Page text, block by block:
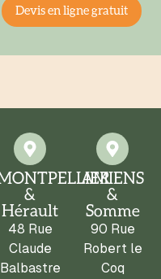
Devis en ligne gratuit
&
Hérault
48 Rue
Claude
Balbastre
AMIENS
&
Somme
90 Rue
Robert le
Coq